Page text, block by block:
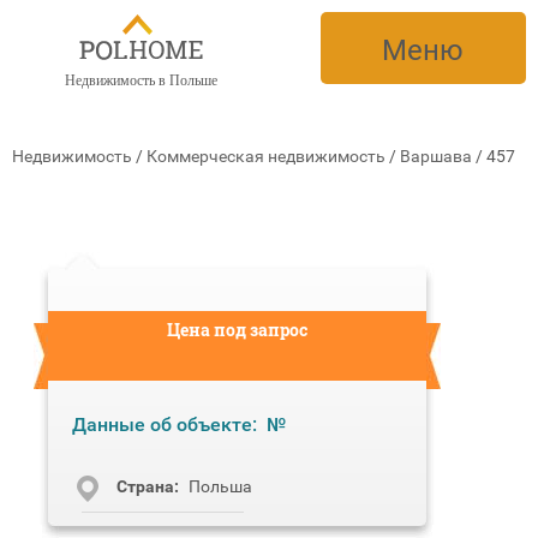
Недвижимость в Польше
Меню
Недвижимость / Коммерческая недвижимость / Варшава /457
Цена под запрос
Данные об объекте: №
Cтрана: Польша